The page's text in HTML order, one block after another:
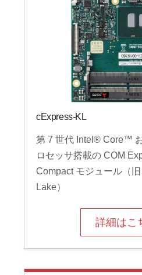
cExpress-KL
第 7 世代 Intel® Core™
ロセッサ搭載の COM
Compact モジュール（
Lake）
詳細はこ